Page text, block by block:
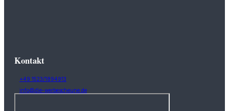
Kontakt
+49 1523/1894913
info@die-werbescheune.de